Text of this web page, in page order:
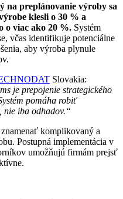
na preplánovanie výroby sa
klesli o 30 % a
o viac ako 20 %. Systém
včas identifikuje potenciálne
aby výroba plynule
Slovakia:
je prepojenie strategického
pomáha robiť
nie iba odhadov.“
komplikovaný a
Postupná implementácia v
umožňujú firmám prejsť